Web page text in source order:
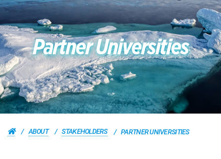
Partner Universities
ABOUT STAKEHOLDERS PARTNER UNIVERSITIES